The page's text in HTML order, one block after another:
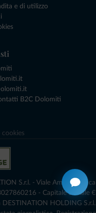
e di utilizzo
B2C Dolomiti
cookies
S.r.l. - Viale Amedeo Duca
- Capitale Sociale €
HOLDING S.r.l.